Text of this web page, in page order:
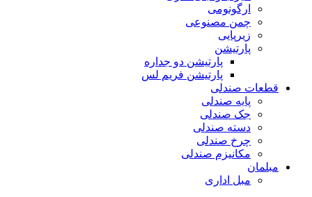
ارگونومی
چمن مصنوعی
زیرپایی
پارتیشن
پارتیشن دو جداره
پارتیشن فریم لس
قطعات صندلی
پایه صندلی
جک صندلی
دسته صندلی
چرخ صندلی
مکانیزم صندلی
مبلمان
مبل اداری